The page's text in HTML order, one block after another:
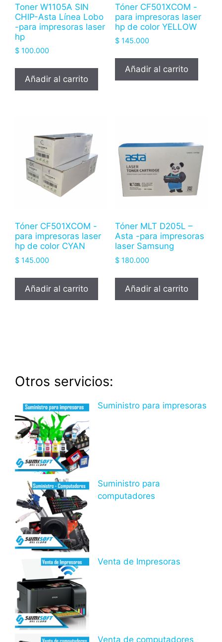
Toner W1105A SIN
CHIP-Asta Línea Lobo
-para impresoras laser
hp
$ 100.000
Añadir al carrito
Tóner CF501XCOM -
para impresoras laser
hp de color YELLOW
$145.000
Añadir al carrito
Tóner CF501XCOM -
para impresoras laser
hp de color CYAN
$ 145.000
Añadir al carrito
Tóner MLT D205L –
Asta -para impresoras
laser Samsung
$180.000
Añadir al carrito
Otros servicios:
Suministro para impresoras
Suministro para
computadores
Venta de Impresoras
Venta de computadores